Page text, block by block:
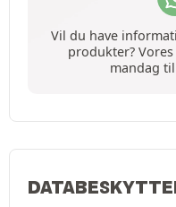
Vil du have
produkter?
mandag